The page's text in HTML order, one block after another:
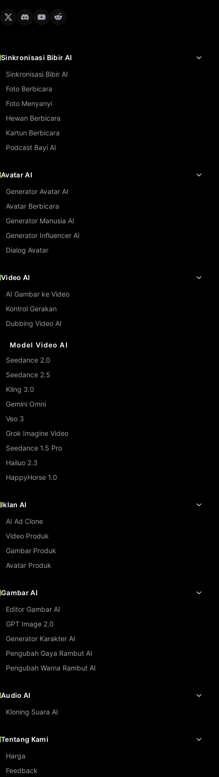
Sinkronisasi Bibir AI
Sinkronisasi Bibir AI
Foto Berbicara
Foto Menyanyi
Hewan Berbicara
Kartun Berbicara
Podcast Bayi AI
Gambar AI
Editor Gambar AI
GPT Image 2.0
Generator Karakter AI
Pengubah Gaya Rambut AI
Pengubah Warna Rambut AI
Avatar AI
Generator Avatar AI
Avatar Berbicara
Generator Manusia AI
Generator Influencer AI
Dialog Avatar
Audio AI
Kloning Suara AI
Video AI
AI Gambar ke Video
Kontrol Gerakan
Dubbing Video AI
Model Video AI
Seedance 2.0
Seedance 2.5
Kling 3.0
Gemini Omni
Veo 3
Grok Imagine Video
Seedance 1.5 Pro
Hailuo 2.3
HappyHorse 1.0
Iklan AI
AI Ad Clone
Video Produk
Gambar Produk
Avatar Produk
Tentang Kami
Harga
Feedback